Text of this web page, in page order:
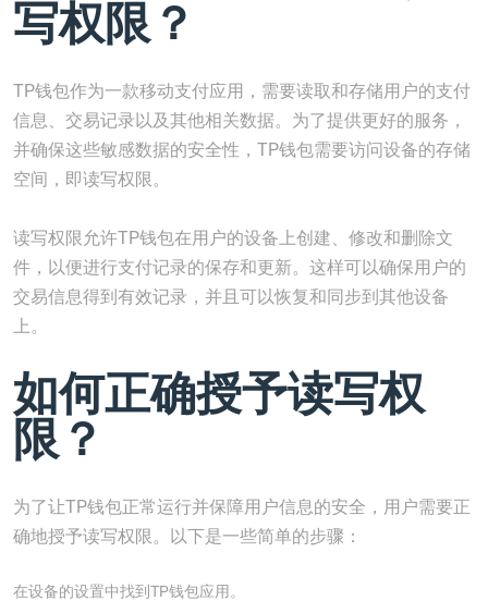
写权限？
TP钱包作为一款移动支付应用，需要读取和存储用户的支付
信息、交易记录以及其他相关数据。为了提供更好的服务，
并确保这些敏感数据的安全性，TP钱包需要访问设备的存储
空间，即读写权限。
读写权限允许TP钱包在用户的设备上创建、修改和删除文
件，以便进行支付记录的保存和更新。这样可以确保用户的
交易信息得到有效记录，并且可以恢复和同步到其他设备
上。
如何正确授予读写权
限？
为了让TP钱包正常运行并保障用户信息的安全，用户需要正
确地授予读写权限。以下是一些简单的步骤：
在设备的设置中找到TP钱包应用。